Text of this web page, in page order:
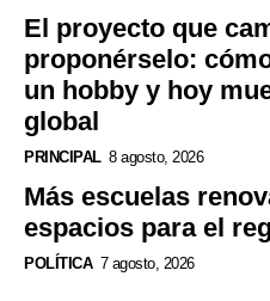
El proyecto que
proponérselo:
un hobby y hoy
global
PRINCIPAL 8 agosto, 2026
Más escuelas
espacios para el
POLÍTICA 7 agosto, 2026